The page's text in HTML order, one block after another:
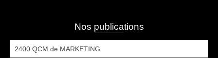
Nos publications
2400 QCM de MARKETING